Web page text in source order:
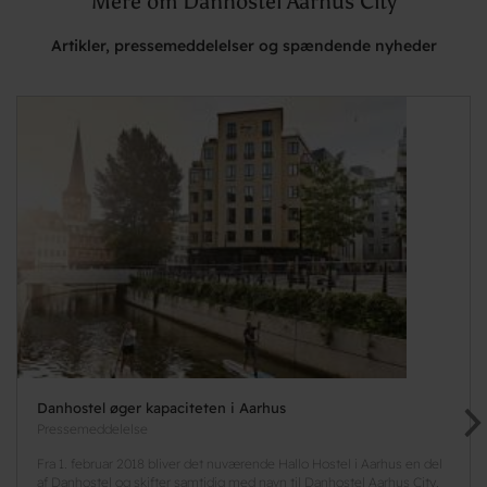
Artikler, pressemeddelelser og spændende nyheder
Danhostel øger kapaciteten i Aarhus
Pressemeddelelse
Fra 1. februar 2018 bliver det nuværende Hallo Hostel i Aarhus en del
af Danhostel og skifter samtidig med navn til Danhostel Aarhus City.